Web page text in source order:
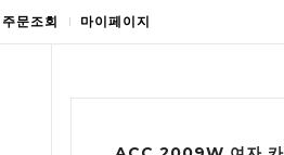
주문조회 마이페이지